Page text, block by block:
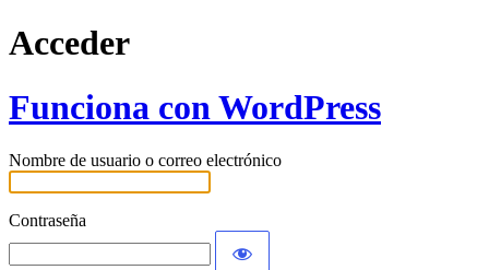
Acceder
Funciona con WordPress
Nombre de usuario o correo electrónico
Contraseña